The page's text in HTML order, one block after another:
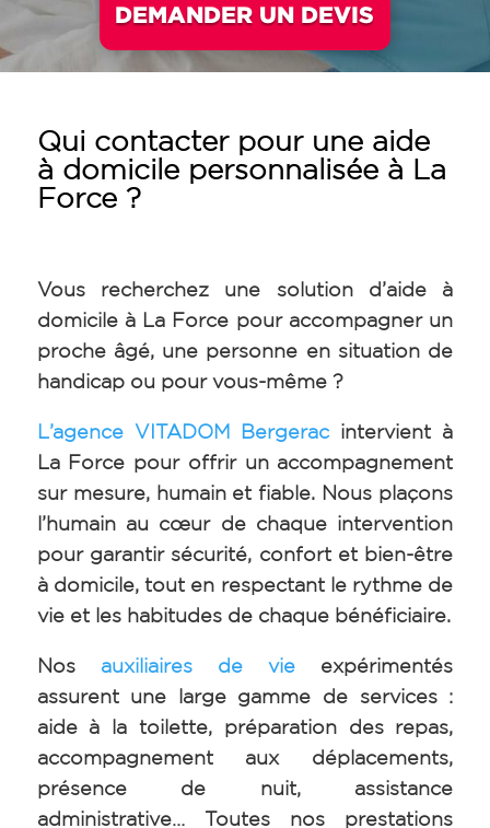
DEMANDER UN DEVIS
Qui contacter pour une aide
à domicile personnalisée à La
Force ?
Vous recherchez une solution d’aide à
domicile à La Force pour accompagner un
proche âgé, une personne en situation de
handicap ou pour vous-même ?
L’agence VITADOM Bergeracintervient à
La Force pour offrir un accompagnement
sur mesure, humain et fiable. Nous plaçons
l’humain au cœur de chaque intervention
pour garantir sécurité, confort et bien-être
à domicile, tout en respectant le rythme de
vie et les habitudes de chaque bénéficiaire.
Nos auxiliaires de vie expérimentés
assurent une large gamme de services :
aide à la toilette, préparation des repas,
accompagnement aux déplacements,
présence de nuit, assistance
administrative… Toutes nos prestations